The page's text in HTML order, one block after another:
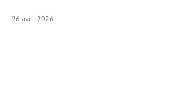
26 avril 2026